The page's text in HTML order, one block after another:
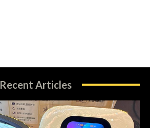
Recent Articles